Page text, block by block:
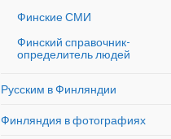
Финские СМИ
Финский справочник-
определитель людей
Русским в Финляндии
Финляндия в фотографиях